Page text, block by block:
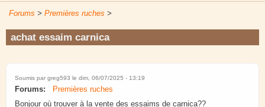
Forums > Premières ruches >
achat essaim carnica
Soumis par greg593 le dim, 06/07/2025 - 13:19
Forums:
Premières ruches
Bonjour où trouver à la vente des essaims de carnica??